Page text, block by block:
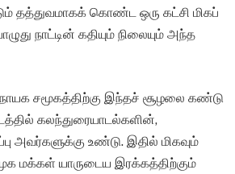
தத்துவமாகக் கொண்ட ஒரு கட்சி மிகப்
நாட்டின் கதியும் நிலையும் அந்த
சமூகத்திற்கு இந்தச் சூழலை கண்டு
கலந்துரையாடல்களின்,
அவர்களுக்கு உண்டு. இதில் மிகவும்
மக்கள் யாருடைய இரக்கத்திற்கும்